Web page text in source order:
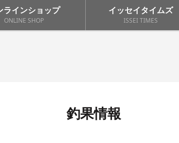
ラインショップ
ONLINE SHOP
イッセイタイムズ
ISSEI TIMES
釣果情報